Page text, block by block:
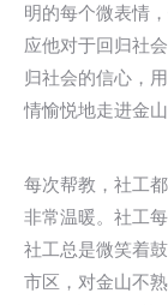
明的每个微表情
应他对于回归社
归社会的信心，
情愉悦地走进金山
每次帮教，社工
非常温暖。社工
社工总是微笑着
市区，对金山不